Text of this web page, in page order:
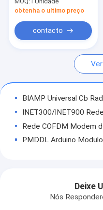
obtenha o ultimo preço
contacto
BIAMP Universal Cb Radio RF
INET300/INET900 Redes de
Rede COFDM Modem de rádio IP
PMDDL Arduino Modulo de
SDR400 Ebyte Receptor de
Rádio de Dados: Série de Módulos OEM/ODM de Malha Sem Fio DDLmesh/Data Link -
Deixe
Nós